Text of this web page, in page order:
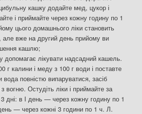
кашку додайте мед, цукор і
і приймайте через кожну годину по 1
цього домашнього ліки становить
але вже на другий день прийому ви
кашлю;
допомагає лікувати надсадний кашель.
г калини і меду з 100 г води і поставте
вода повністю випаруватися, засіб
вогню. Остудіть ліки і приймайте за
дні: в I день — через кожну годину по 1
— через кожні 3 години по 1 ч. Л.